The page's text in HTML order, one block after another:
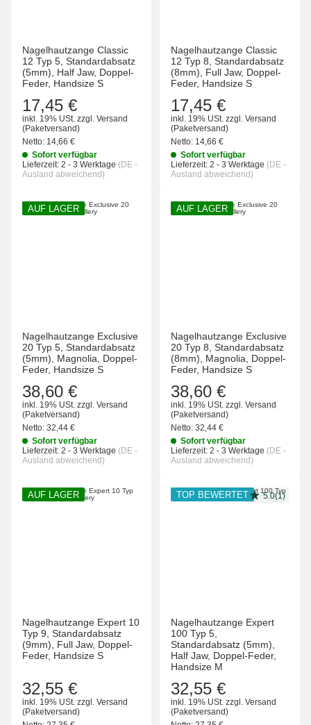
Nagelhautzange Classic
12 Typ 5, Standardabsatz
(5mm), Half Jaw, Doppel-
Feder, Handsize S
17,45 €
inkl. 19% USt. zzgl. Versand
(Paketversand)
Netto: 14,66 €
Sofort verfügbar
Lieferzeit: 2 - 3 Werktage (DE -
Ausland abweichend)
Nagelhautzange Classic
12 Typ 8, Standardabsatz
(8mm), Full Jaw, Doppel-
Feder, Handsize S
17,45 €
inkl. 19% USt. zzgl. Versand
(Paketversand)
Netto: 14,66 €
Sofort verfügbar
Lieferzeit: 2 - 3 Werktage (DE -
Ausland abweichend)
AUF LAGER
Nagelhautzange Exclusive
20 Typ 5, Standardabsatz
(5mm), Magnolia, Doppel-
Feder, Handsize S
38,60 €
inkl. 19% USt. zzgl. Versand
(Paketversand)
Netto: 32,44 €
Sofort verfügbar
Lieferzeit: 2 - 3 Werktage (DE -
Ausland abweichend)
AUF LAGER
Nagelhautzange Exclusive
20 Typ 8, Standardabsatz
(8mm), Magnolia, Doppel-
Feder, Handsize S
38,60 €
inkl. 19% USt. zzgl. Versand
(Paketversand)
Netto: 32,44 €
Sofort verfügbar
Lieferzeit: 2 - 3 Werktage (DE -
Ausland abweichend)
AUF LAGER
Nagelhautzange Expert 10
Typ 9, Standardabsatz
(9mm), Full Jaw, Doppel-
Feder, Handsize S
32,55 €
inkl. 19% USt. zzgl. Versand
(Paketversand)
TOP BEWERTET 5.0(1)
Nagelhautzange Expert
100 Typ 5,
Standardabsatz (5mm),
Half Jaw, Doppel-Feder,
Handsize M
32,55 €
inkl. 19% USt. zzgl. Versand
(Paketversand)